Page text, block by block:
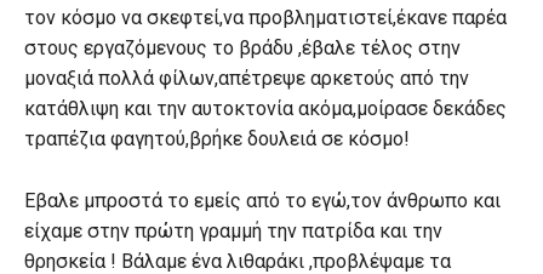
τον κόσμο να σκεφτεί,να προβληματιστεί,έκανε παρέα
στους εργαζόμενους το βράδυ ,έβαλε τέλος στην
μοναξιά πολλά φίλων,απέτρεψε αρκετούς από την
κατάθλιψη και την αυτοκτονία ακόμα,μοίρασε δεκάδες
τραπέζια φαγητού,βρήκε δουλειά σε κόσμο!
Εβαλε μπροστά το εμείς από το εγώ,τον άνθρωπο και
είχαμε στην πρώτη γραμμή την πατρίδα και την
θρησκεία ! Βάλαμε ένα λιθαράκι ,προβλέψαμε τα